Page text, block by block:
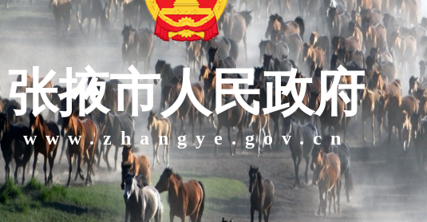
张掖市人民政府
www.zhangye.gov.cn